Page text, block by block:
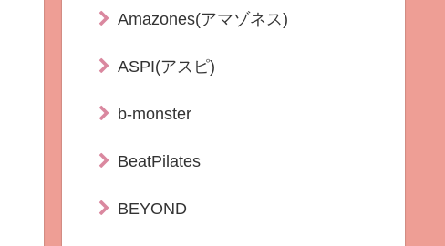
Amazones(アマゾネス)
ASPI(アスピ)
b-monster
BeatPilates
BEYOND